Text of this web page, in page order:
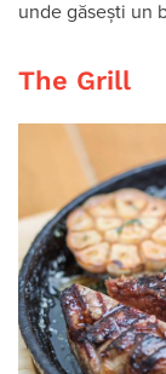
unde găsești un
The Grill